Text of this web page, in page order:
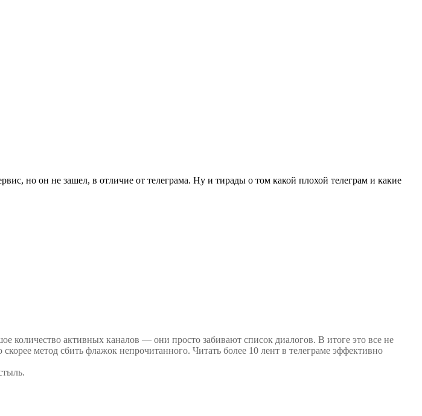
но он не зашел, в отличие от телеграма. Ну и тирады о том какой плохой телеграм и какие
активных каналов — они просто забивают список диалогов. В итоге это все не
метод сбить флажок непрочитанного. Читать более 10 лент в телеграме эффективно